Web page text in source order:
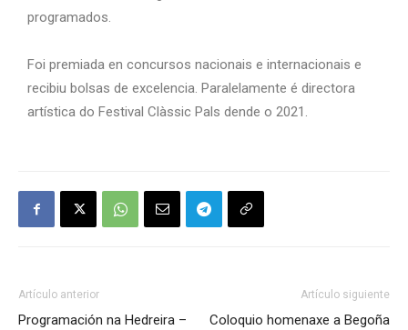
programados.
Foi premiada en concursos nacionais e internacionais e
recibiu bolsas de excelencia. Paralelamente é directora
artística do Festival Clàssic Pals dende o 2021.
Artículo anterior
Programación na Hedreira –
Artículo siguiente
Coloquio homenaxe a Begoña